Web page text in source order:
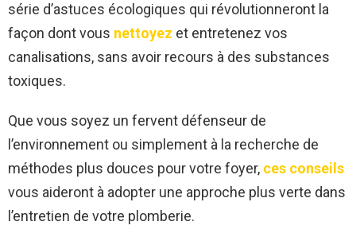
série d’astuces écologiques qui révolutionneront la
façon dont vous nettoyez et entretenez vos
canalisations, sans avoir recours à des substances
toxiques.
Que vous soyez un fervent défenseur de
l’environnement ou simplement à la recherche de
méthodes plus douces pour votre foyer, ces conseils
vous aideront à adopter une approche plus verte dans
l’entretien de votre plomberie.